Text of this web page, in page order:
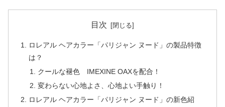
目次
ロレアル ヘアカラー「パリジャン ヌード」の製品特徴
は？
クールな褪色 IMEXINE OAXを配合！
変わらない心地よさ、心地よい手触り！
ロレアル ヘアカラー「パリジャン ヌード」の新色紹